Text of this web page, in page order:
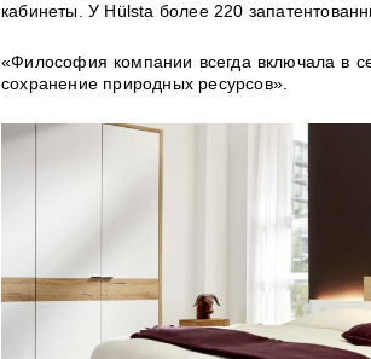
кабинеты. У Hülsta более 220
«Философия компании всегда включала в
сохранение природных ресурсов».